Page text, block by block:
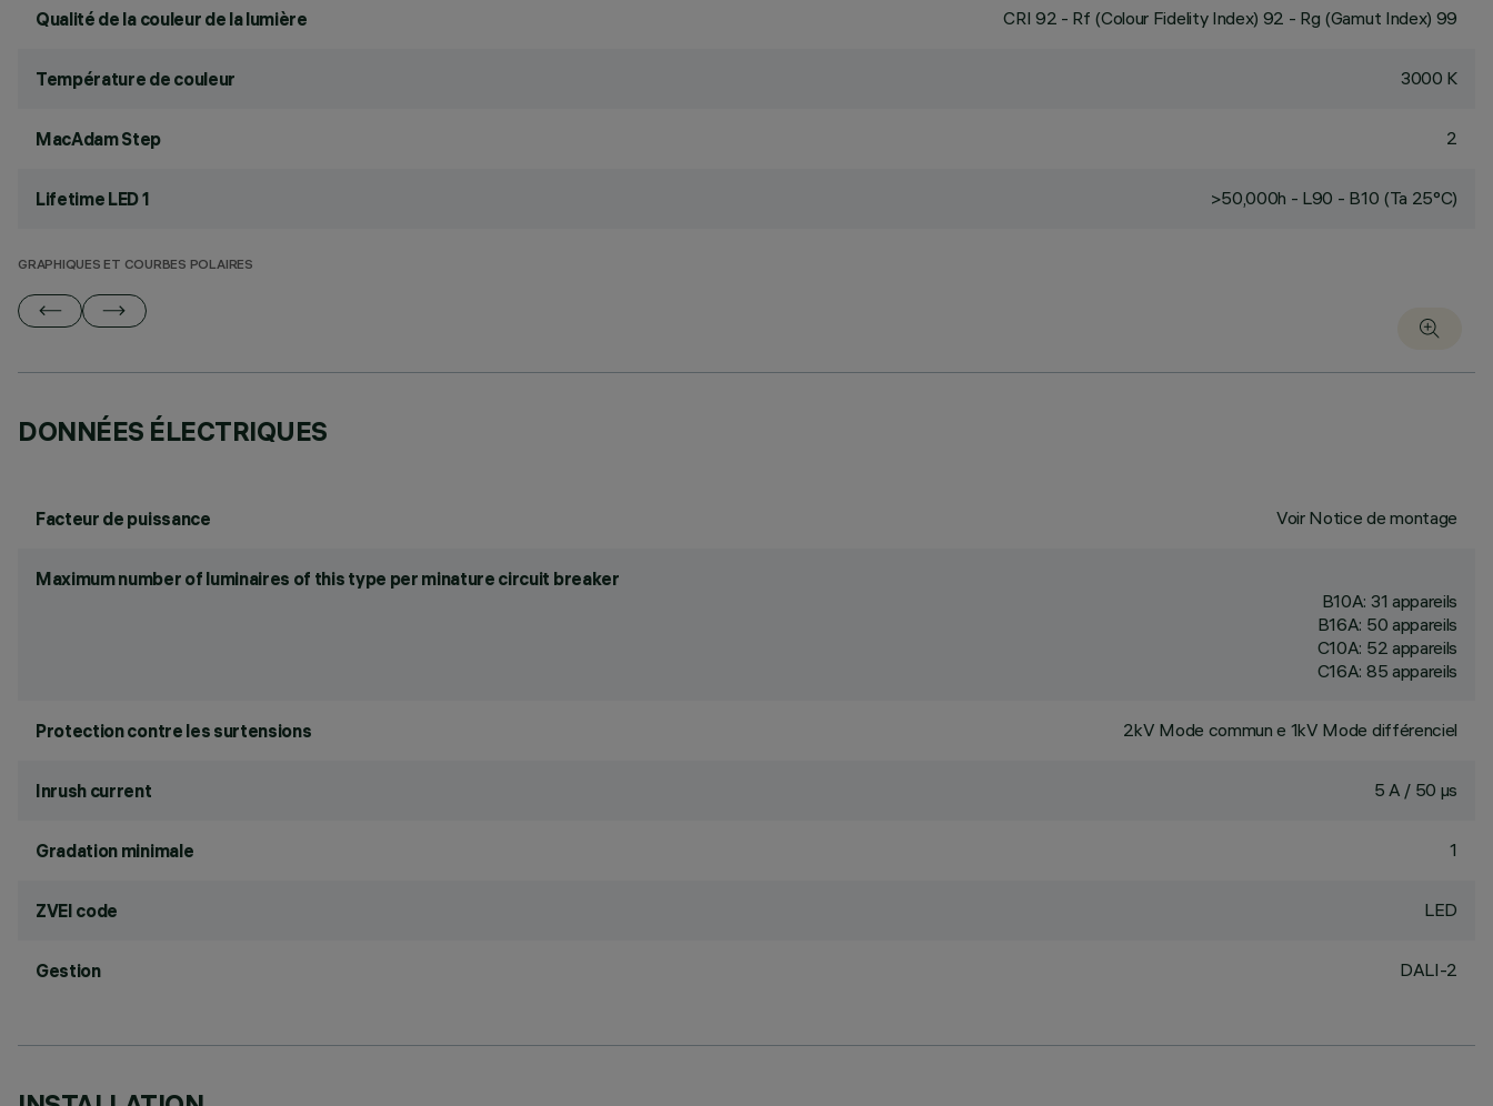
Qualité de la couleur de la lumière CRI 92 - Rf (Colour Fidelity Index) 92 - Rg (Gamut Index) 99
Température de couleur 3000 K
MacAdam Step 2
Lifetime LED 1 >50,000h - L90 - B10 (Ta 25°C)
GRAPHIQUES ET COURBES POLAIRES
DONNÉES ÉLECTRIQUES
Facteur de puissance Voir Notice de montage
Maximum number of luminaires of this type per minature circuit breaker
B10A: 31 appareils
B16A: 50 appareils
C10A: 52 appareils
C16A: 85 appareils
Protection contre les surtensions 2kV Mode commun e 1kV Mode différenciel
Inrush current 5 A / 50 µs
Gradation minimale 1
ZVEI code LED
Gestion DALI-2